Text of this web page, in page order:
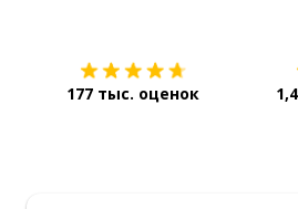
177 тыс. оценок